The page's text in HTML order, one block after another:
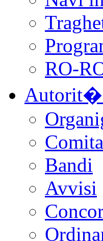
RO-
Autorit�
Bandi
Avvisi